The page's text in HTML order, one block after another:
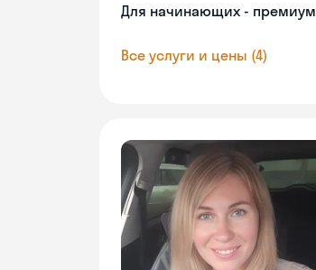
Для начинающих - премиум
Все услуги и цены (4)